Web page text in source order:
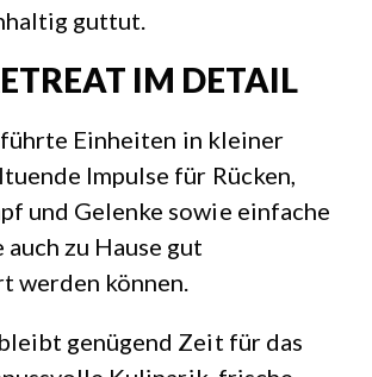
guttut.
IM DETAIL
Einheiten in kleiner
Impulse für Rücken,
und Gelenke sowie einfache
auch zu Hause gut
werden können.
genügend Zeit für das